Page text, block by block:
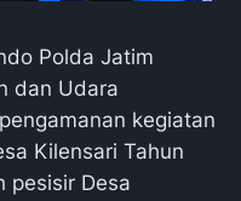
Polda Jatim
dan Udara
kegiatan
Kilensari Tahun
pesisir Desa